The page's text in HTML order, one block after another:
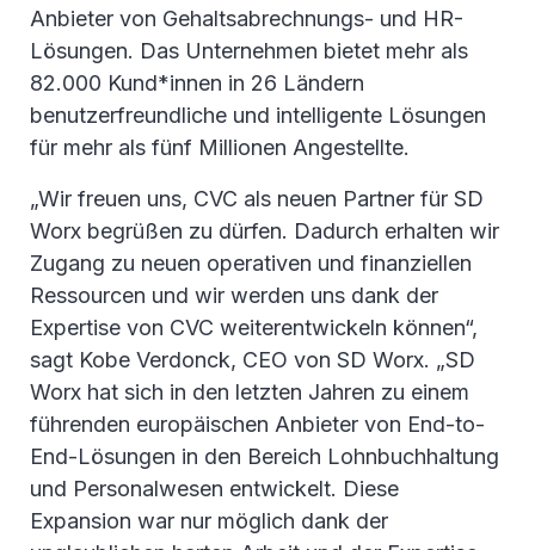
Anbieter von Gehaltsabrechnungs- und HR-
Lösungen. Das Unternehmen bietet mehr als
82.000 Kund*innen in 26 Ländern
benutzerfreundliche und intelligente Lösungen
für mehr als fünf Millionen Angestellte.
„Wir freuen uns, CVC als neuen Partner für SD
Worx begrüßen zu dürfen. Dadurch erhalten wir
Zugang zu neuen operativen und finanziellen
Ressourcen und wir werden uns dank der
Expertise von CVC weiterentwickeln können“,
sagt Kobe Verdonck, CEO von SD Worx. „SD
Worx hat sich in den letzten Jahren zu einem
führenden europäischen Anbieter von End-to-
End-Lösungen in den Bereich Lohnbuchhaltung
und Personalwesen entwickelt. Diese
Expansion war nur möglich dank der